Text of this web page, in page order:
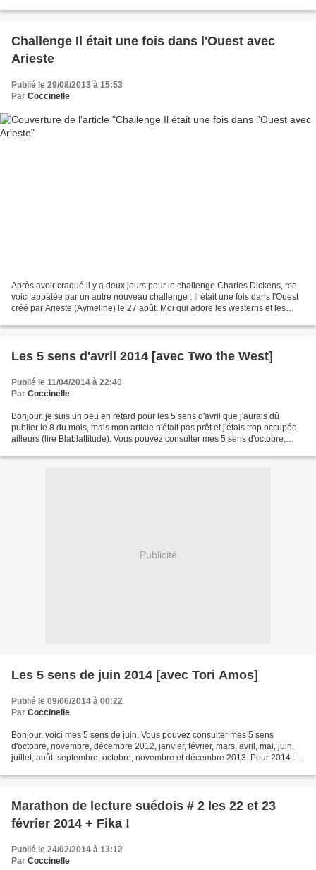
Challenge Il était une fois dans l'Ouest avec
Arieste
Publié le 29/08/2013 à 15:53
Par Coccinelle
Après avoir craqué il y a deux jours pour le challenge Charles Dickens, me
voici appâtée par un autre nouveau challenge : Il était une fois dans l'Ouest
créé par Arieste (Aymeline) le 27 août. Moi qui adore les westerns et les
Les 5 sens d'avril 2014 [avec Two the West]
Publié le 11/04/2014 à 22:40
Par Coccinelle
Bonjour, je suis un peu en retard pour les 5 sens d'avril que j'aurais dû
publier le 8 du mois, mais mon article n'était pas prêt et j'étais trop occupée
ailleurs (lire Blablattitude). Vous pouvez consulter mes 5 sens d'octobre,
Publicité
Les 5 sens de juin 2014 [avec Tori Amos]
Publié le 09/06/2014 à 00:22
Par Coccinelle
Bonjour, voici mes 5 sens de juin. Vous pouvez consulter mes 5 sens
d'octobre, novembre, décembre 2012, janvier, février, mars, avril, mai, juin,
juillet, août, septembre, octobre, novembre et décembre 2013. Pour 2014 :
Marathon de lecture suédois # 2 les 22 et 23
février 2014 + Fika !
Publié le 24/02/2014 à 13:12
Par Coccinelle